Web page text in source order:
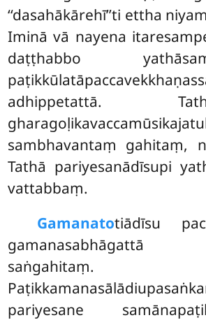
‘‘dasahākārehī’’ti ettha
Iminā vā nayena
daṭṭhabbo
adhippetattā.
sambhavantaṃ gahitaṃ,
Tathā pariyesanādīsupi
vattabbaṃ.
Gamanatotiādīsu
gamanasabhāgattā
saṅgahitaṃ.
pariyesane